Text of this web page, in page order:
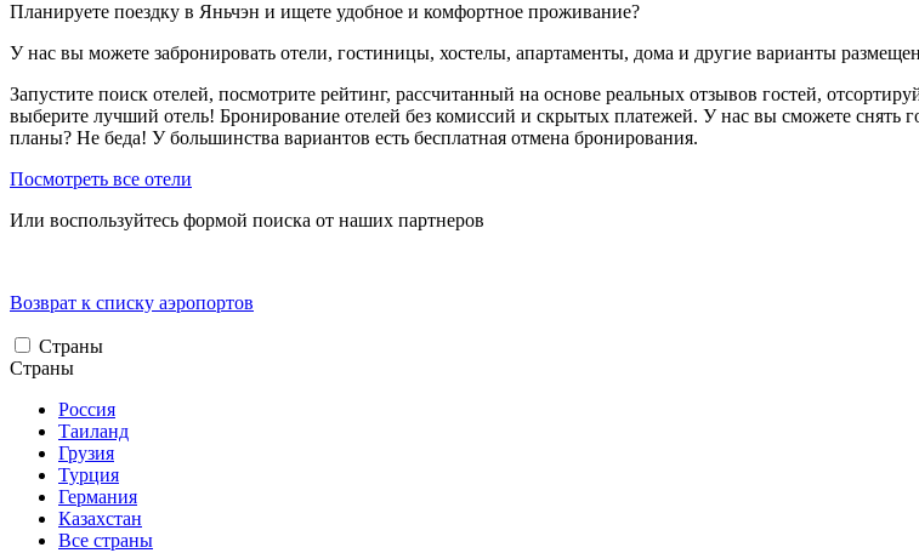
Планируете поездку в Яньчэн и ищете удобное и комфортное проживание?
У нас вы можете забронировать отели, гостиницы, хостелы, апартаменты, дома и другие варианты
Запустите поиск отелей, посмотрите рейтинг, рассчитанный на основе реальных отзывов гостей,
выберите лучший отель! Бронирование отелей без комиссий и скрытых платежей. У нас вы сможете снять
планы? Не беда! У большинства вариантов есть бесплатная отмена бронирования.
Посмотреть все отели
Или воспользуйтесь формой поиска от наших партнеров
Возврат к списку аэропортов
Страны
Страны
Россия
Таиланд
Грузия
Турция
Германия
Казахстан
Все страны